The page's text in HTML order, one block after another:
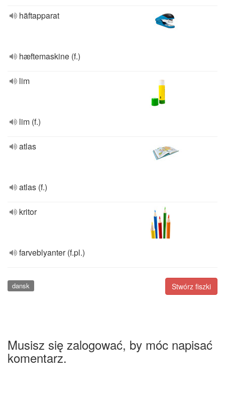
häftapparat
hæftemaskine (f.)
lim
lim (f.)
atlas
atlas (f.)
kritor
farveblyanter (f.pl.)
Stwórz fiszki
dansk
Musisz się zalogować, by móc napisać
komentarz.